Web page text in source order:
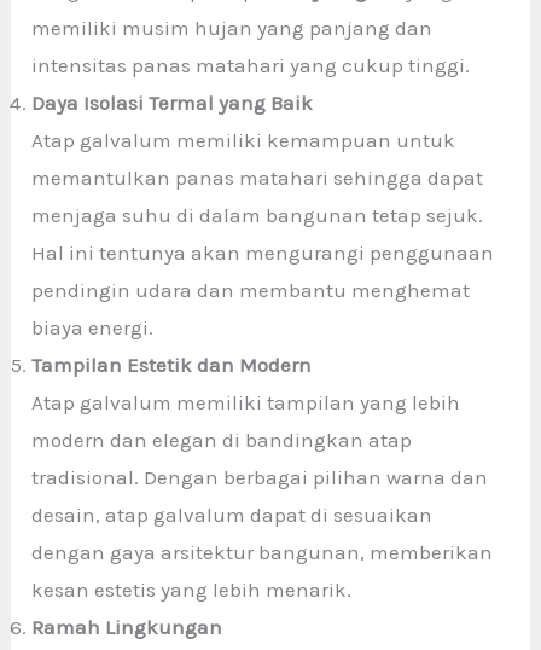
memiliki musim hujan yang panjang dan
intensitas panas matahari yang cukup tinggi.
Daya Isolasi Termal yang Baik
Atap galvalum memiliki kemampuan untuk
memantulkan panas matahari sehingga dapat
menjaga suhu di dalam bangunan tetap sejuk.
Hal ini tentunya akan mengurangi penggunaan
pendingin udara dan membantu menghemat
biaya energi.
Tampilan Estetik dan Modern
Atap galvalum memiliki tampilan yang lebih
modern dan elegan di bandingkan atap
tradisional. Dengan berbagai pilihan warna dan
desain, atap galvalum dapat di sesuaikan
dengan gaya arsitektur bangunan, memberikan
kesan estetis yang lebih menarik.
Ramah Lingkungan